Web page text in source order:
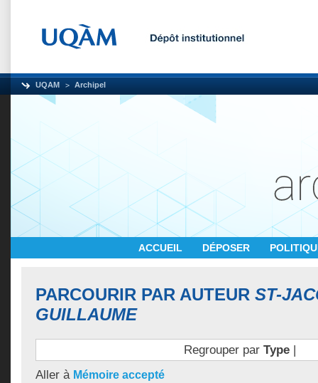
UQAM Archipel
ACCUEIL DÉPOSER
PARCOURIR PAR AUTEUR ST-
GUILLAUME
Regrouper par Type|
Aller à Mémoire accepté